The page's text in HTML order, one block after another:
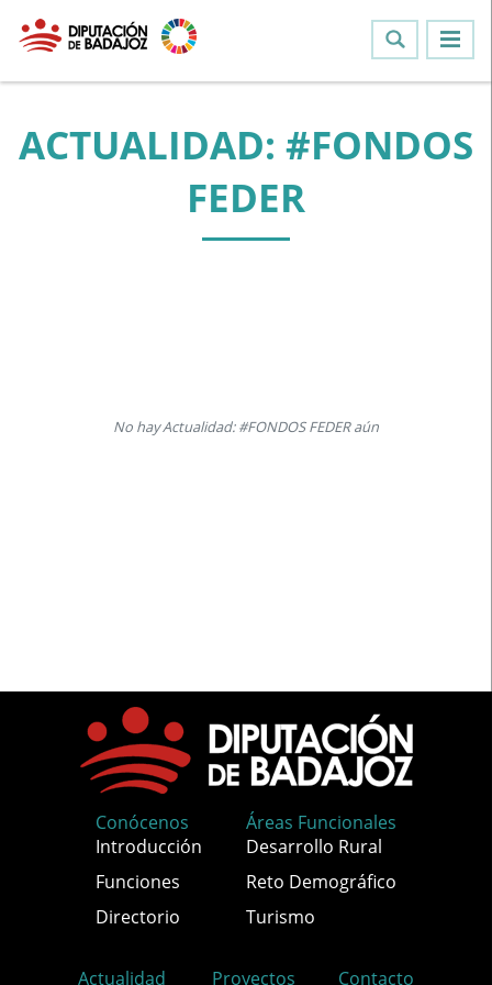
ACTUALIDAD: #FONDOS
FEDER
No hay Actualidad: #FONDOS FEDER aún
Conócenos
Introducción
Funciones
Directorio
Áreas Funcionales
Desarrollo Rural
Reto Demográfico
Turismo
Actualidad Proyectos Contacto